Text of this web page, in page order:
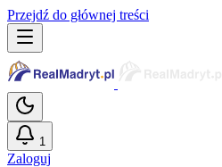
Przejdź do głównej treści
1
Zaloguj